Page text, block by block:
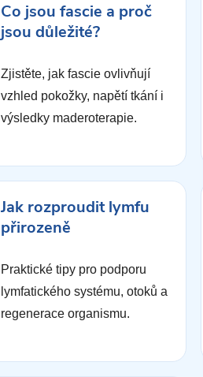
Co jsou fascie a proč
jsou důležité?
Zjistěte, jak fascie ovlivňují
vzhled pokožky, napětí tkání i
výsledky maderoterapie.
Jak rozproudit lymfu
přirozeně
Praktické tipy pro podporu
lymfatického systému, otoků a
regenerace organismu.